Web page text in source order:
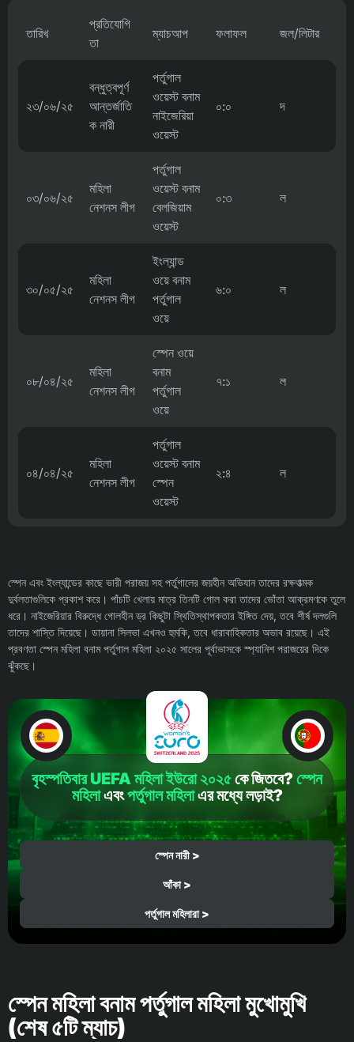
তারিখ
প্রতিযোগি
তা
ম্যাচআপ ফলাফল জল/লিটার
২৩/০৬/২৫
বন্ধুত্বপূর্ণ
আন্তর্জাতি
ক নারী
পর্তুগাল
ওয়েস্ট বনাম
নাইজেরিয়া
ওয়েস্ট
০:০ দ
০৩/০৬/২৫
মহিলা
নেশনস লীগ
পর্তুগাল
ওয়েস্ট বনাম
বেলজিয়াম
ওয়েস্ট
০:৩ ল
৩০/০৫/২৫
মহিলা
নেশনস লীগ
ইংল্যান্ড
ওয়ে বনাম
পর্তুগাল
ওয়ে
৬:০ ল
০৮/০৪/২৫
মহিলা
নেশনস লীগ
স্পেন ওয়ে
বনাম
পর্তুগাল
ওয়ে
৭:১ ল
০৪/০৪/২৫
মহিলা
নেশনস লীগ
পর্তুগাল
ওয়েস্ট বনাম
স্পেন
ওয়েস্ট
২:৪ ল
স্পেন এবং ইংল্যান্ডের কাছে ভারী পরাজয় সহ পর্তুগালের জয়হীন অভিযান তাদের রক্ষণাত্মক
দুর্বলতাগুলিকে প্রকাশ করে। পাঁচটি খেলায় মাত্র তিনটি গোল করা তাদের ভোঁতা আক্রমণকে তুলে
ধরে। নাইজেরিয়ার বিরুদ্ধে গোলহীন ড্র কিছুটা স্থিতিস্থাপকতার ইঙ্গিত দেয়, তবে শীর্ষ দলগুলি
তাদের শাস্তি দিয়েছে। ডায়ানা সিলভা এখনও হুমকি, তবে ধারাবাহিকতার অভাব রয়েছে। এই
প্রবণতা স্পেন মহিলা বনাম পর্তুগাল মহিলা ২০২৫ সালের পূর্বাভাসকে স্প্যানিশ পরাজয়ের দিকে
ঝুঁকছে।
বৃহস্পতিবার UEFA মহিলা ইউরো ২০২৫কে জিতবে?স্পেন
মহিলাএবংপর্তুগাল মহিলাএর মধ্যে লড়াই?
স্পেন নারী >
আঁকা >
পর্তুগাল মহিলারা >
স্পেন মহিলা বনাম পর্তুগাল মহিলা মুখোমুখি
(শেষ ৫টি ম্যাচ)